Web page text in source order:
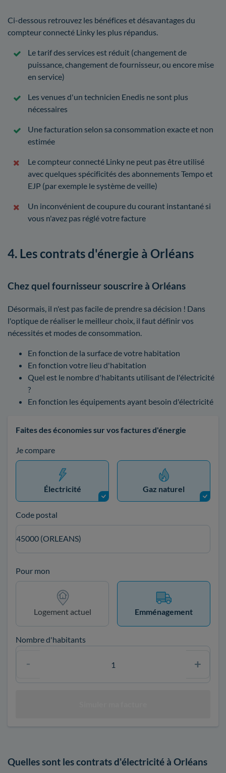
Ci-dessous retrouvez les bénéfices et désavantages du
compteur connecté Linky les plus répandus.
Le tarif des services est réduit (changement de
puissance, changement de fournisseur, ou encore mise
en service)
Les venues d'un technicien Enedis ne sont plus
nécessaires
Une facturation selon sa consommation exacte et non
estimée
Le compteur connecté Linky ne peut pas être utilisé
avec quelques spécificités des abonnements Tempo et
EJP (par exemple le système de veille)
Un inconvénient de coupure du courant instantané si
vous n'avez pas réglé votre facture
4. Les contrats d'énergie à Orléans
Chez quel fournisseur souscrire à Orléans
Désormais, il n'est pas facile de prendre sa décision ! Dans
l'optique de réaliser le meilleur choix, il faut définir vos
nécessités et modes de consommation.
En fonction de la surface de votre habitation
En fonction votre lieu d'habitation
Quel est le nombre d'habitants utilisant de l'électricité
?
En fonction les équipements ayant besoin d'électricité
Faites des économies sur vos factures d'énergie
Je compare
Électricité Gaz naturel
Code postal
45000 (ORLEANS)
Pour mon
Logement actuel Emménagement
Nombre d'habitants
Quelles sont les contrats d'électricité à Orléans